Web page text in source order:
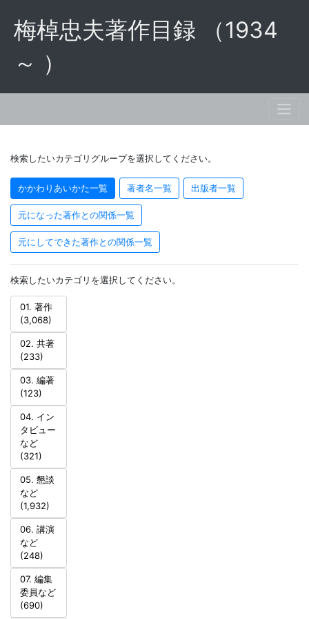
梅棹忠夫著作目録 （1934
～ ）
検索したいカテゴリグループを選択してください。
かかわりあいかた一覧 著者名一覧 出版者一覧
元になった著作との関係一覧
元にしてできた著作との関係一覧
検索したいカテゴリを選択してください。
01. 著作
(3,068)
02. 共著
(233)
03. 編著
(123)
04. イン
タビュー
など
(321)
05. 懇談
など
(1,932)
06. 講演
など
(248)
07. 編集
委員など
(690)